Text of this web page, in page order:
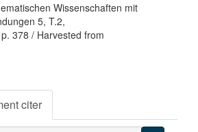
Wissenschaften mit
5, T.2,
p. 378 / Harvested from
citer